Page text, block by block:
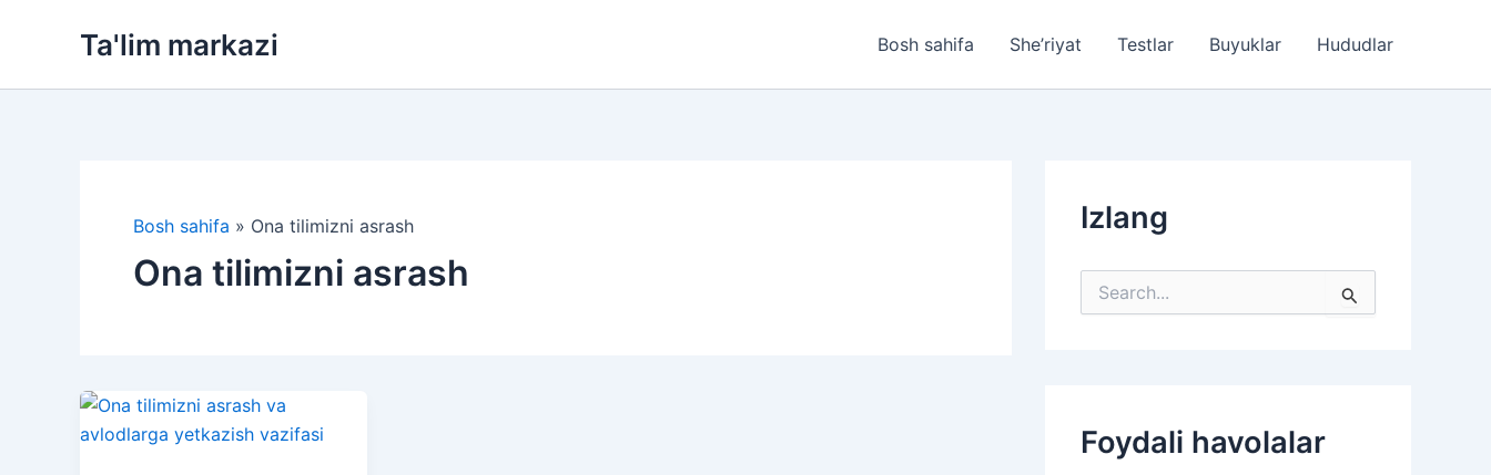
Ta'lim markazi Bosh sahifa She’riyat Testlar Buyuklar Hududlar
Bosh sahifa » Ona tilimizni asrash
Ona tilimizni asrash
Izlang
o
rFoydali havolalar